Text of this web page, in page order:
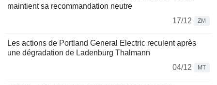
maintient sa recommandation neutre
17/12
ZM
Les actions de Portland General Electric reculent après
une dégradation de Ladenburg Thalmann
04/12
MT